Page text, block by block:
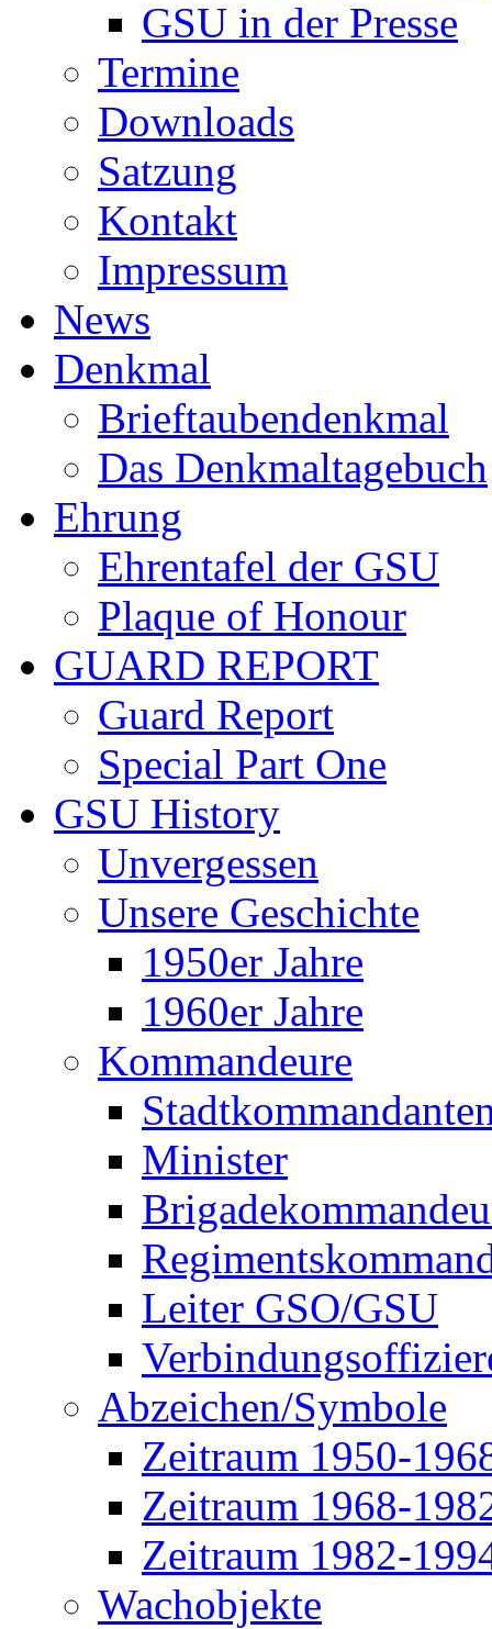
GSU in der Presse
Termine
Downloads
Satzung
Kontakt
Impressum
News
Denkmal
Brieftaubendenkmal
Das Denkmaltagebuch
Ehrung
Ehrentafel der GSU
Plaque of Honour
GUARD REPORT
Guard Report
Special Part One
GSU History
Unvergessen
Unsere Geschichte
1950er Jahre
1960er Jahre
Kommandeure
Minister
Leiter GSO/GSU
Abzeichen/Symbole
Zeitraum 1950-
Zeitraum 1968-
Zeitraum 1982-
Wachobjekte